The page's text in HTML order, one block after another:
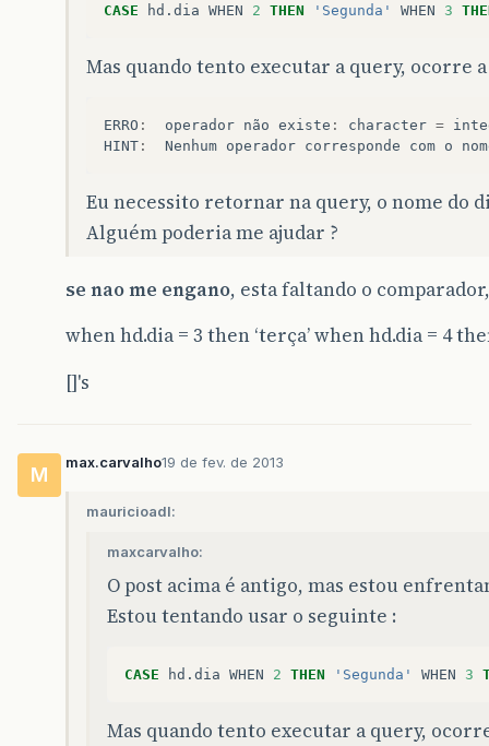
CASE hd . dia WHEN 2 THEN 'Segunda' WHEN 3
Mas quando tento executar a query, ocorre
ERRO : operador não existe : character =
HINT : Nenhum operador corresponde com o
Eu necessito retornar na query, o nome do
Alguém poderia me ajudar ?
se nao me engano, esta faltando o
when hd.dia = 3 then ‘terça’ when hd.dia = 4
[]'s
M
max.carvalho19 de fev. de 2013
mauricioadl:
maxcarvalho:
O post acima é antigo, mas estou
Estou tentando usar o seguinte :
CASE hd . dia WHEN 2 THEN 'Segunda' WHEN 3
Mas quando tento executar a query,